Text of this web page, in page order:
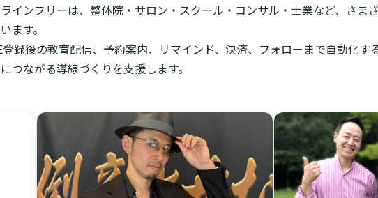
インフリーは、整体院・サロン・スクール・コンサル・士業など、さま
ます。
登録後の教育配信、予約案内、リマインド、決済、フォローまで自動化す
つながる導線づくりを支援します。